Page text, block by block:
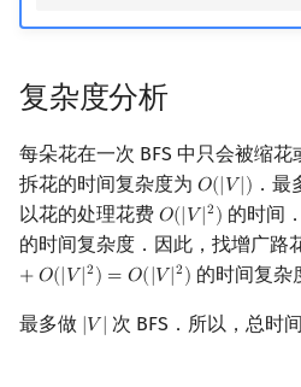
复杂度分析
每朵花在一次 BFS 中只会被缩
拆花的时间复杂度为 𝑂(|𝑉|)
O(| V| ) ．
以花的处理花费 𝑂(|𝑉|2)
O(| V| 2) 的时间
的时间复杂度．因此，找增广路
+𝑂(|𝑉|2) = 𝑂(|𝑉|2) 的时间复杂
最多做 |𝑉|
V 次 BFS．所以，总时